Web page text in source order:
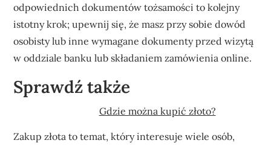
odpowiednich dokumentów tożsamości to kolejny
istotny krok; upewnij się, że masz przy sobie dowód
osobisty lub inne wymagane dokumenty przed wizytą
w oddziale banku lub składaniem zamówienia online.
Sprawdź także
Gdzie można kupić złoto?
Zakup złota to temat, który interesuje wiele osób,